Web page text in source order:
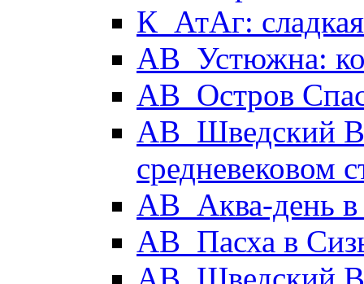
К_АтАг:
АВ_Устюжна:
АВ_Остров
АВ_Шведский
средневековом
АВ_Аква-день в
АВ_Пасха в